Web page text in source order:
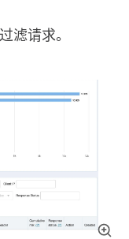
滤请求。